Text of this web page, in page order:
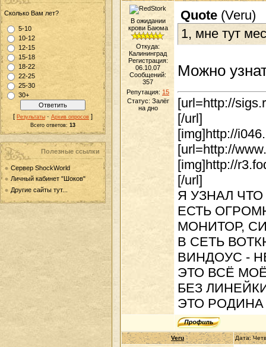
Сколько Вам лет?
5-10
10-12
12-15
15-18
18-22
22-25
25-30
30+
[ Результаты · Архив опросов ]
Всего ответов: 13
Полезные ссылки
Сервер ShockWorld
Личный кабинет "Шоков"
Другие сайты тут...
В ожидании
крови Баюма
Откуда:
Калининград
Регистрация:
06.10.07
Сообщений:
357
Репутация: 15
Статус: Залёг
на дно
Quote (Veru)
1, мне тут
Можно
[url=http://
[/url]
[img]http://
[url=http://
[img]http://
[/url]
Я УЗНАЛ
ЕСТЬ
МОНИТОР,
В СЕТЬ
ВИНДОУС -
ЭТО ВСЁ
БЕЗ
ЭТО
Veru Дата: